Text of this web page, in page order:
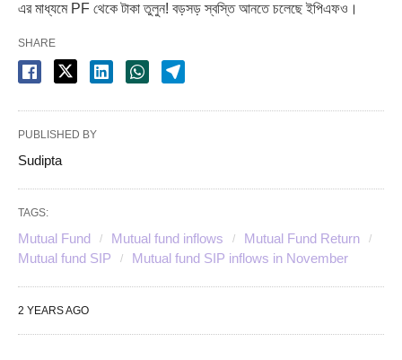
এর মাধ্যমে PF থেকে টাকা তুলুন! বড়সড় স্বস্তি আনতে চলেছে ইপিএফও।
SHARE
PUBLISHED BY
Sudipta
TAGS:
Mutual Fund Mutual fund inflows
Mutual Fund Return
Mutual fund SIP
Mutual fund SIP inflows in November
2 YEARS AGO